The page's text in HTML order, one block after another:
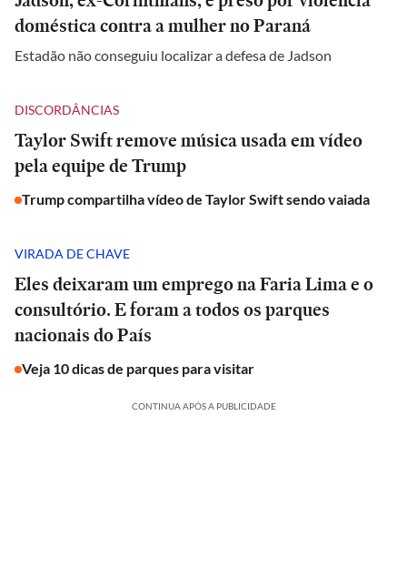
doméstica contra a mulher no Paraná
Estadão não conseguiu localizar a defesa de Jadson
DISCORDÂNCIAS
Taylor Swift remove música usada em vídeo
pela equipe de Trump
Trump compartilha vídeo de Taylor Swift sendo vaiada
VIRADA DE CHAVE
Eles deixaram um emprego na Faria Lima e o
consultório. E foram a todos os parques
nacionais do País
Veja 10 dicas de parques para visitar
CONTINUA APÓS A PUBLICIDADE